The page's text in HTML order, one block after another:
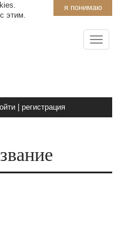
я понимаю
этим.
регистрация